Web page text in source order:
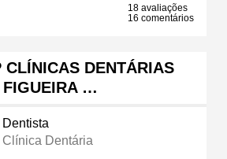
18 avaliações
16 comentários
CLÍNICAS DENTÁRIAS
FIGUEIRA …
Dentista
Clínica Dentária